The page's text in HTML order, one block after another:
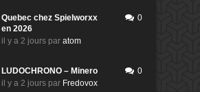
Quebec chez Spielworxx
en 2026
il y a 2 jours par atom
0
LUDOCHRONO – Minero
il y a 2 jours par Fredovox
0